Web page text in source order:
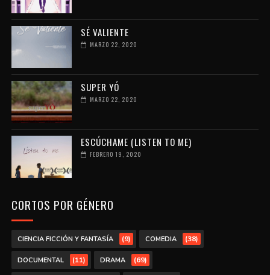
SÉ VALIENTE
MARZO 22, 2020
SUPER YÓ
MARZO 22, 2020
ESCÚCHAME (LISTEN TO ME)
FEBRERO 19, 2020
CORTOS POR GÉNERO
CIENCIA FICCIÓN Y FANTASÍA (9) COMEDIA (38)
DOCUMENTAL (11) DRAMA (69)